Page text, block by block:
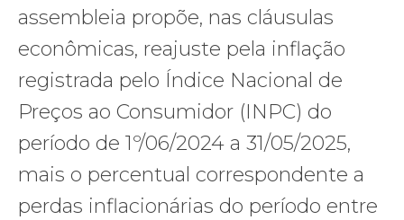
assembleia propõe, nas cláusulas
econômicas, reajuste pela inflação
registrada pelo Índice Nacional de
Preços ao Consumidor (INPC) do
período de 1º/06/2024 a 31/05/2025,
mais o percentual correspondente a
perdas inflacionárias do período entre